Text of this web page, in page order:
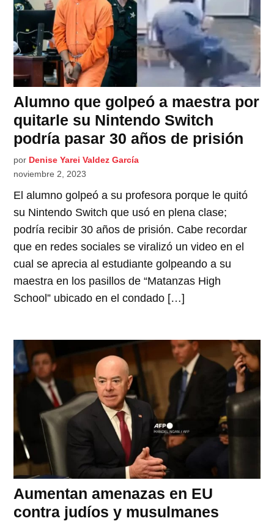
Alumno que golpeó a maestra por
quitarle su Nintendo Switch
podría pasar 30 años de prisión
por Denise Yarei Valdez García
noviembre 2, 2023
El alumno golpeó a su profesora porque le quitó
su Nintendo Switch que usó en plena clase;
podría recibir 30 años de prisión. Cabe recordar
que en redes sociales se viralizó un video en el
cual se aprecia al estudiante golpeando a su
maestra en los pasillos de “Matanzas High
School” ubicado en el condado […]
Aumentan amenazas en EU
contra judíos y musulmanes